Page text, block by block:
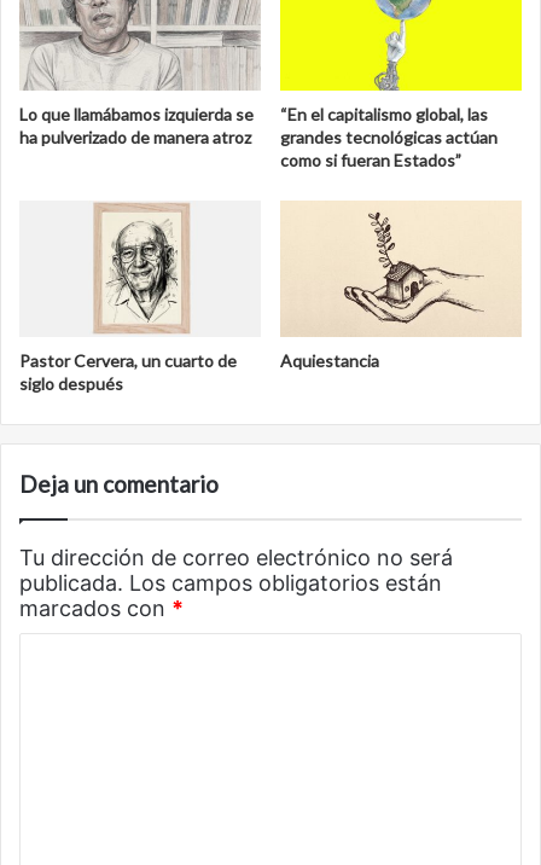
Lo que llamábamos izquierda se
ha pulverizado de manera atroz
“En el capitalismo global, las
grandes tecnológicas actúan
como si fueran Estados”
Pastor Cervera, un cuarto de
siglo después
Aquiestancia
Deja un comentario
Tu dirección de correo electrónico no será
publicada. Los campos obligatorios están
marcados con *